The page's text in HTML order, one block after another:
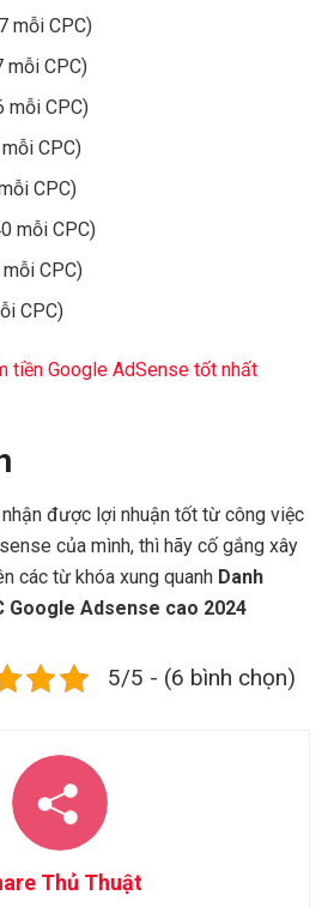
mỗi CPC)
mỗi CPC)
mỗi CPC)
CPC)
CPC)
mỗi CPC)
CPC)
CPC)
tiền Google AdSense tốt nhất
được lợi nhuận tốt từ công việc
của mình, thì hãy cố gắng xây
các từ khóa xung quanh Danh
Google Adsense cao 2024
5/5 - (6 bình chọn)
Thủ Thuật